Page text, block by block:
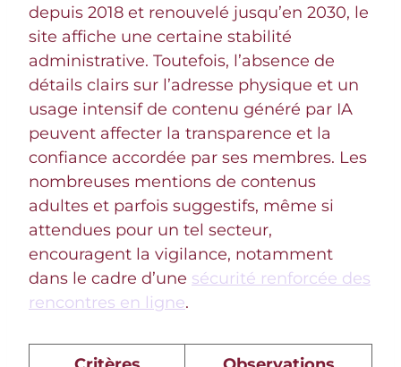
depuis 2018 et renouvelé jusqu’en 2030, le
site affiche une certaine stabilité
administrative. Toutefois, l’absence de
détails clairs sur l’adresse physique et un
usage intensif de contenu généré par IA
peuvent affecter la transparence et la
confiance accordée par ses membres. Les
nombreuses mentions de contenus
adultes et parfois suggestifs, même si
attendues pour un tel secteur,
encouragent la vigilance, notamment
dans le cadre d’une sécurité renforcée des
rencontres en ligne.